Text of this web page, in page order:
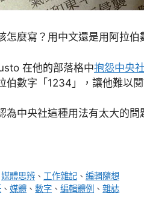
怎麼寫？用中文還是用阿拉
在他的部落格中抱怨中央
伯數字「1234」，讓他難以閱
為中央社這種用法有太大的
媒體思辨 、 工作雜記 、編輯隨想
、媒體 、數字 、編輯體例 、雜誌